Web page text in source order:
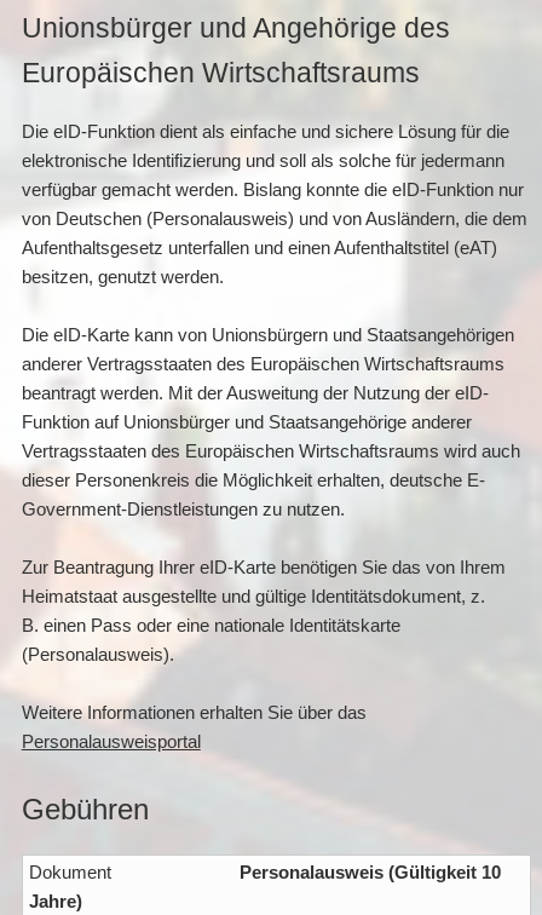
Unionsbürger und Angehörige des
Europäischen Wirtschaftsraums
Die eID-Funktion dient als einfache und sichere Lösung für die
elektronische Identifizierung und soll als solche für jedermann
verfügbar gemacht werden. Bislang konnte die eID-Funktion nur
von Deutschen (Personalausweis) und von Ausländern, die dem
Aufenthaltsgesetz unterfallen und einen Aufenthaltstitel (eAT)
besitzen, genutzt werden.
Die eID-Karte kann von Unionsbürgern und Staatsangehörigen
anderer Vertragsstaaten des Europäischen Wirtschaftsraums
beantragt werden. Mit der Ausweitung der Nutzung der eID-
Funktion auf Unionsbürger und Staatsangehörige anderer
Vertragsstaaten des Europäischen Wirtschaftsraums wird auch
dieser Personenkreis die Möglichkeit erhalten, deutsche E-
Government-Dienstleistungen zu nutzen.
Zur Beantragung Ihrer eID-Karte benötigen Sie das von Ihrem
Heimatstaat ausgestellte und gültige Identitätsdokument, z.
B. einen Pass oder eine nationale Identitätskarte
(Personalausweis).
Weitere Informationen erhalten Sie über das
Personalausweisportal
Gebühren
Personalausweis (Gültigkeit 10
Jahre)